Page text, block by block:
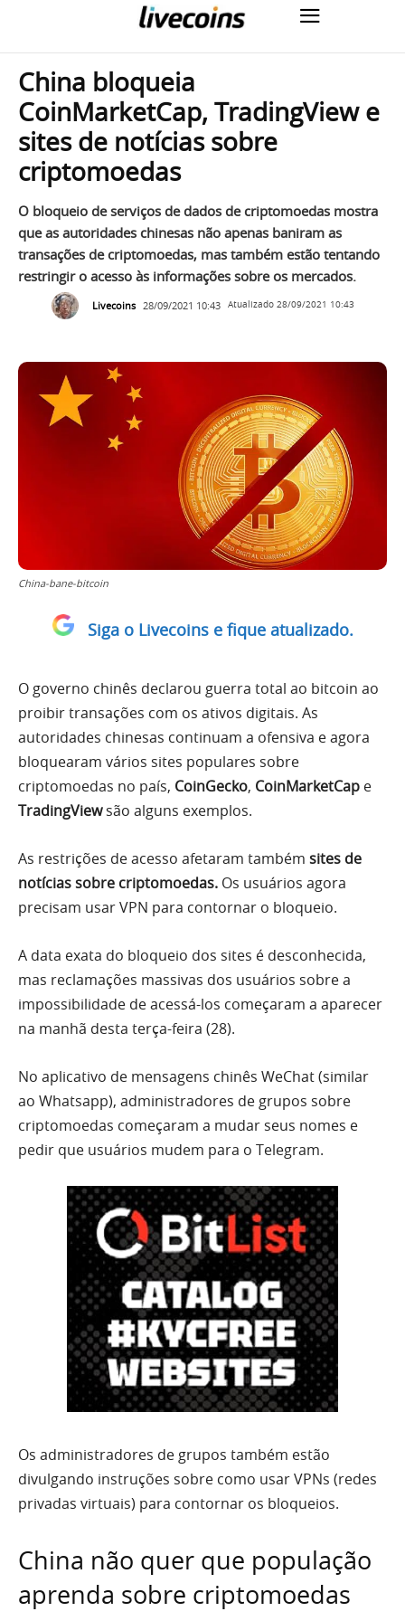
China bloqueia
CoinMarketCap, TradingView e
sites de notícias sobre
criptomoedas
O bloqueio de serviços de dados de criptomoedas mostra
que as autoridades chinesas não apenas baniram as
transações de criptomoedas, mas também estão tentando
restringir o acesso às informações sobre os mercados.
Livecoins 28/09/2021 10:43 Atualizado 28/09/2021 10:43
China-bane-bitcoin
Siga o Livecoins e fique atualizado.
O governo chinês declarou guerra total ao bitcoin ao
proibir transações com os ativos digitais. As
autoridades chinesas continuam a ofensiva e agora
bloquearam vários sites populares sobre
criptomoedas no país, CoinGecko, CoinMarketCap e
TradingViewsão alguns exemplos.
As restrições de acesso afetaram também sites de
notícias sobre criptomoedas. Os usuários agora
precisam usar VPN para contornar o bloqueio.
A data exata do bloqueio dos sites é desconhecida,
mas reclamações massivas dos usuários sobre a
impossibilidade de acessá-los começaram a aparecer
na manhã desta terça-feira (28).
No aplicativo de mensagens chinês WeChat (similar
ao Whatsapp), administradores de grupos sobre
criptomoedas começaram a mudar seus nomes e
pedir que usuários mudem para o Telegram.
Os administradores de grupos também estão
divulgando instruções sobre como usar VPNs (redes
privadas virtuais) para contornar os bloqueios.
China não quer que população
aprenda sobre criptomoedas